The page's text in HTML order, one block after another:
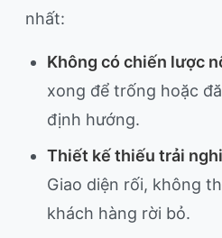
nhất:
Không có chiến lược
xong để trống hoặc
định hướng.
Thiết kế thiếu trải
Giao diện rối, không
khách hàng rời bỏ.